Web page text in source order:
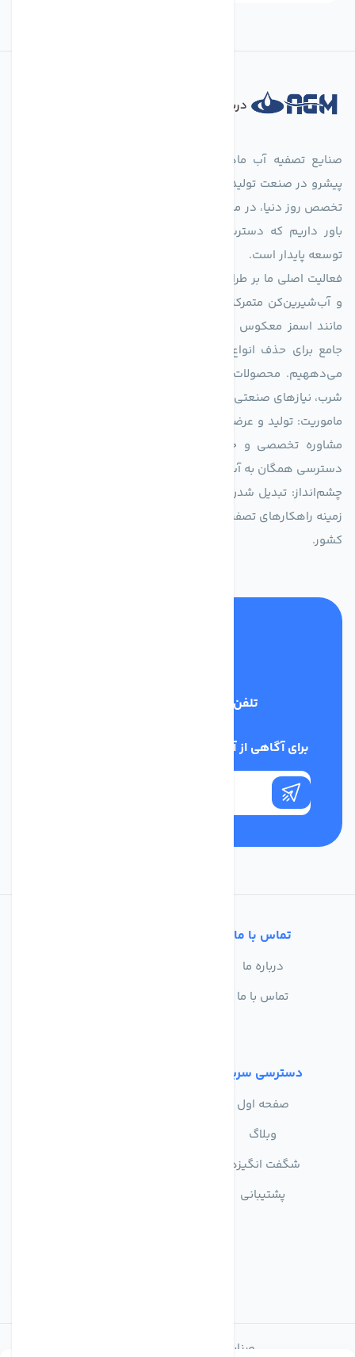
درباره فروشگاه
پیشرو در صنعت تولید تجهیزات تصفیه آب، با تکیه بر دانش فنی و
تخصص روز دنیا، در مسیر تأمین آب سالم و پایدار گام برمی‌دارد. ما
باور داریم که دسترسی به آب پاک، یک حق اساسی و زیربنای
توسعه پایدار است.
فعالیت اصلی ما بر طراحی و تولید سیستم‌های پیشرفته تصفیه آب
و آب‌شیرین‌کن متمرکز است. ما با بهره‌گیری از فناوری‌های نوین
جامع برای حذف انواع آلاینده‌ها، املاح و نمک از منابع آبی ارائه
می‌دههیم. محصولات ما برای مصارف متنوعی از جمله تأمین آب
شرب، نیازهای صنعتی و کشاورزی طراحی و بهینه‌سازی شده‌اند.
ماموریت: تولید و عرضه محصولاتی با بالاترین استاندارد کیفی، ارائه
مشاوره تخصصی و خدمات پس از فروش مطمئن برای تضمین
دسترسی همگان به آب پاک و سالم.
چشم‌انداز: تبدیل شدن به انتخاب اول صنایع و مصرف‌کنندگان در
زمینه راهکارهای تصفیه آب و ایفای نقشی کلیدی در حفظ منابع آبی
کشور.
تلفن پشتیبانی
برای آگاهی از آخرین اخبار در خبرنامه ما عضو شوید
تماس با ما
درباره ما
تماس با ما
دسترسی سریع
صفحه اول
وبلاگ
شگفت انگیزها
پشتیبانی
صنایع تولیدی تصفیه آب ماهان